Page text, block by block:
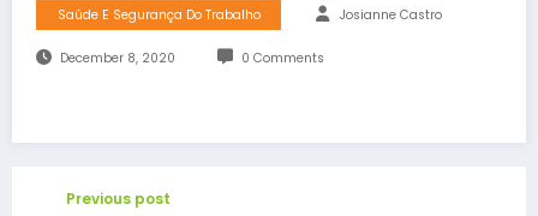
Saúde E Segurança Do Trabalho Josianne Castro
December 8, 2020 0 Comments
Previous post